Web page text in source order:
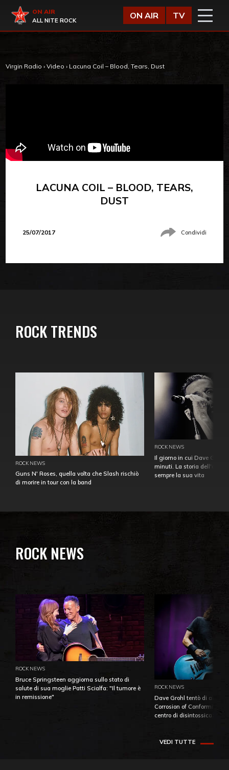
Virgin Radio
ON AIR
ALL NITE ROCK
ON AIR TV
Virgin Radio › Video › Lacuna Coil – Blood, Tears, Dust
LACUNA COIL – BLOOD, TEARS,
DUST
25/07/2017 Condividi
ROCK TRENDS
ROCK NEWS
Guns N' Roses, quella volta che Slash rischiò
di morire in tour con la band
ROCK NEWS
Il giorno in cui Dave
minuti. La storia
sempre la sua vita
ROCK NEWS
ROCK NEWS
Bruce Springsteen aggiorna sullo stato di
salute di sua moglie Patti Scialfa: "Il tumore è
in remissione"
ROCK NEWS
Dave Grohl tentò di
Corrosion of Conformity
centro di
VEDI TUTTE